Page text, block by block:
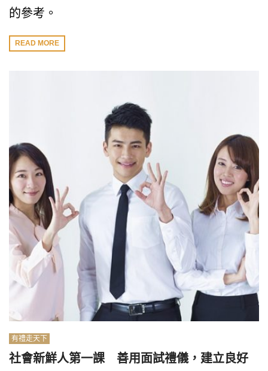
的參考。
READ MORE
有禮走天下
社會新鮮人第一課 善用面試禮儀，建立良好